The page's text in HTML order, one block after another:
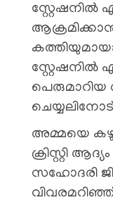
സ്റ്റേഷനിൽ
സ്റ്റേഷനിൽ
അമ്മയെ
ക്രിസ്റ്റി
സഹോദരി